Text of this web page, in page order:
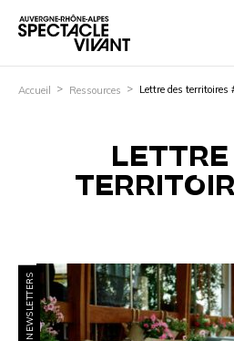
Accueil Ressources Lettre des territoires
NEWSLETTERS